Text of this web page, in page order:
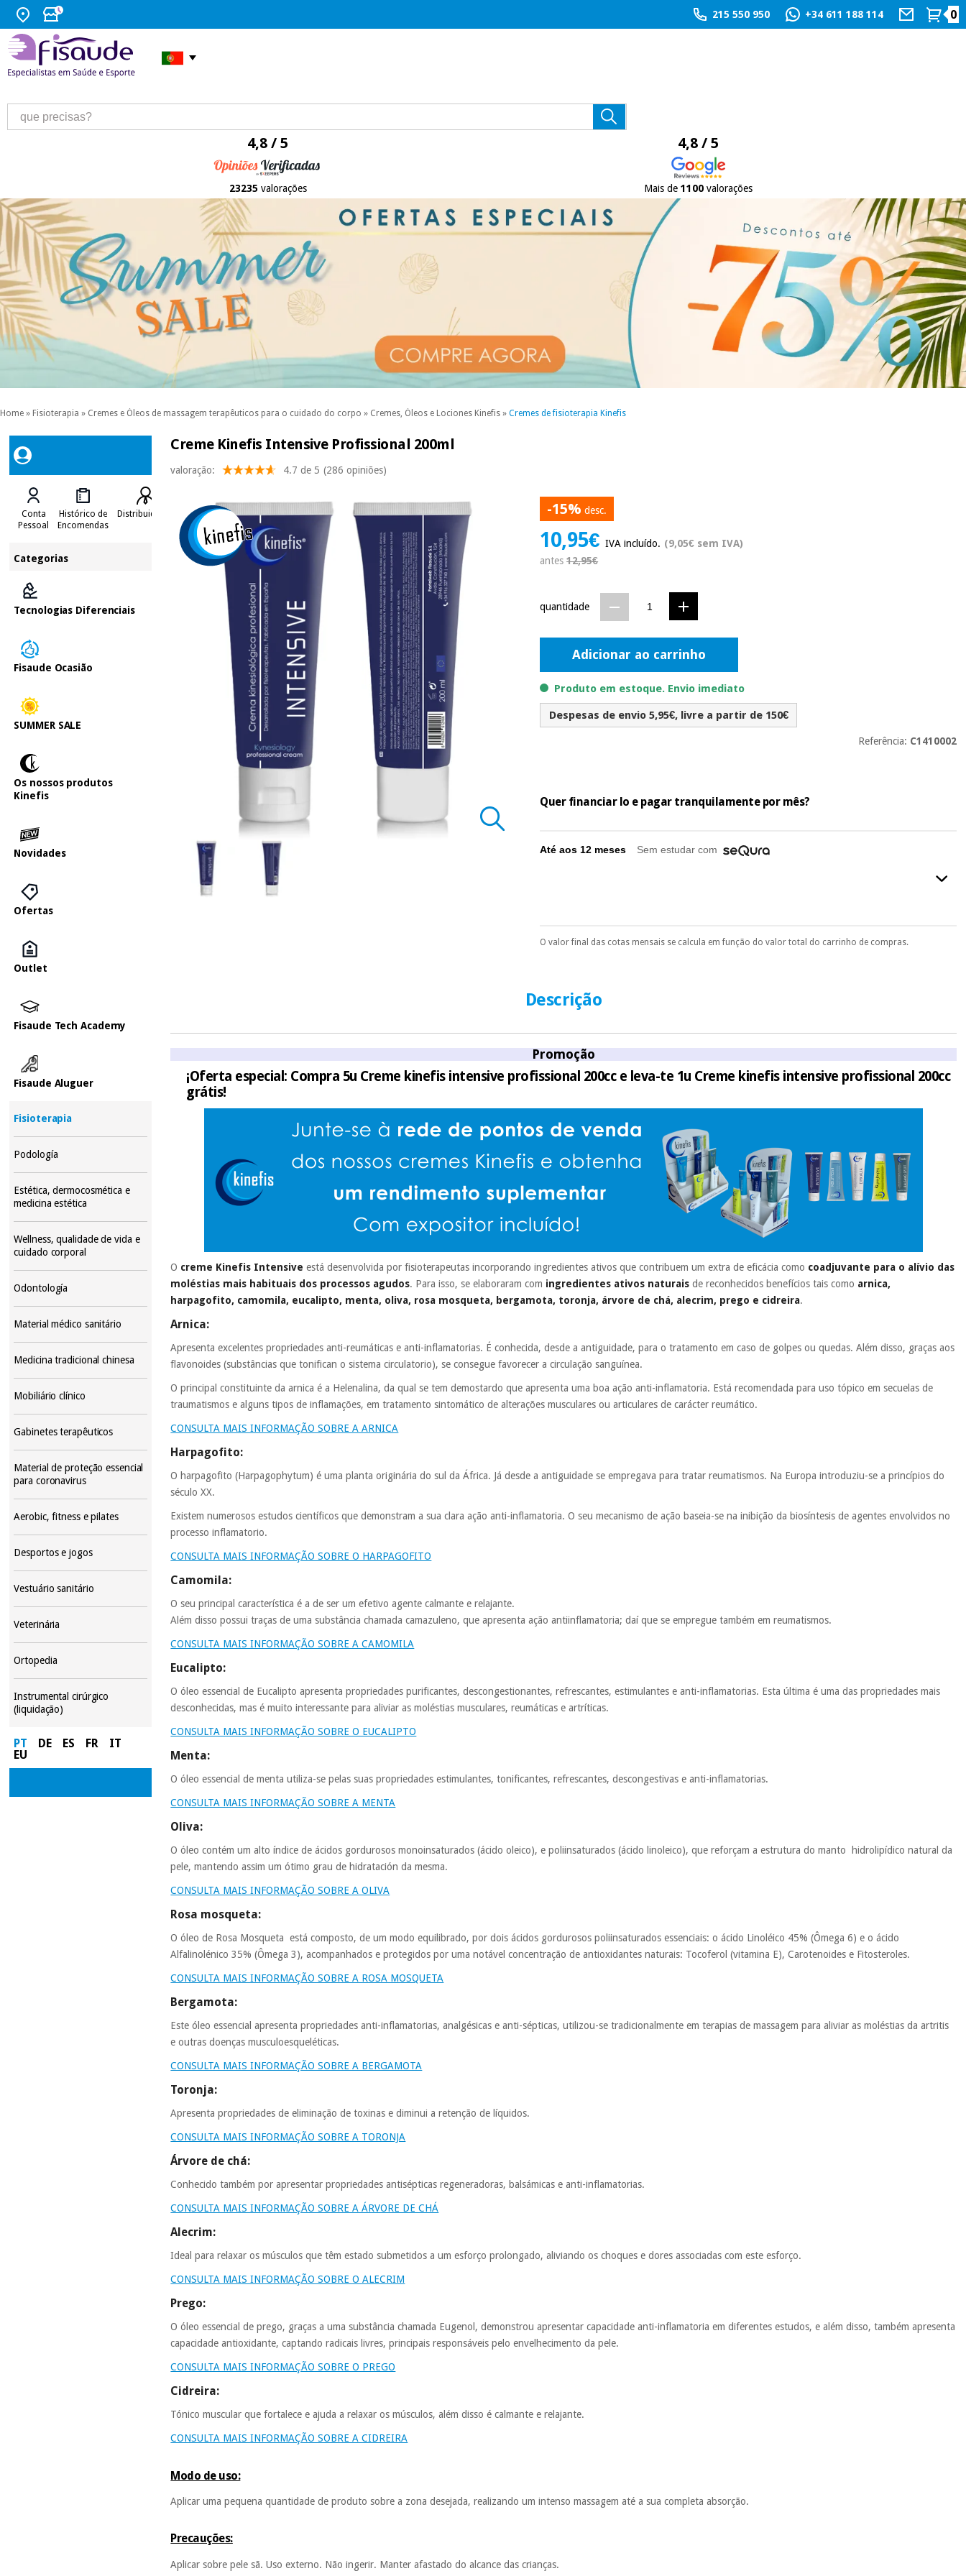
215 550 950 +34 611 188 114 0
4,8 / 5
23235 valorações
4,8 / 5
Mais de 1100valorações
Home » Fisioterapia » Cremes e Óleos de massagem terapêuticos para o cuidado do corpo » Cremes, Óleos e Lociones Kinefis » Cremes de fisioterapia Kinefis
Conta
Pessoal
Histórico de
Encomendas
Distribuidores
Categorias
Tecnologias Diferenciais
Fisaude Ocasião
SUMMER SALE
Os nossos produtos
Kinefis
Novidades
Ofertas
Outlet
Fisaude Tech Academy
Fisaude Aluguer
Fisioterapia
Podología
Estética, dermocosmética e
medicina estética
Wellness, qualidade de vida e
cuidado corporal
Odontología
Material médico sanitário
Medicina tradicional chinesa
Mobiliário clínico
Gabinetes terapêuticos
Material de proteção essencial
para coronavirus
Aerobic, fitness e pilates
Desportos e jogos
Vestuário sanitário
Veterinária
Ortopedia
Instrumental cirúrgico
(liquidação)
PT DE ES FR
IT
EU
Creme Kinefis Intensive Profissional 200ml
valoração: 4.7 de 5 (286 opiniões)
-15% desc.
10,95€IVA incluído. (9,05€ sem IVA)
antes12,95€
quantidade
Adicionar ao carrinho
Produto em estoque. Envio imediato
Despesas de envio 5,95€, livre a partir de 150€
Referência: C1410002
Quer financiar lo e pagar tranquilamente por mês?
Até aos 12 meses Sem estudar com
Pode escolhê-lo no final do processo de compra, ao escolher o método de pagamento.
É gratuito para si
prestações serão cobradas no mesmo dia de cada mês.
Sem compromisso.
sem penalizações ou truques.
O valor final das cotas mensais se calcula em função do valor total do carrinho de compras.
Descrição
Promoção
¡Oferta especial: Compra 5u Creme kinefis intensive profissional 200cc e leva-te 1u Creme kinefis intensive profissional 200cc
grátis!
O creme Kinefis Intensive está desenvolvida por fisioterapeutas incorporando ingredientes ativos que contribuem um extra de eficácia como coadjuvante para o alívio das
moléstias mais habituais dos processos agudos. Para isso, se elaboraram com ingredientes ativos naturais de reconhecidos benefícios tais como arnica,
harpagofito, camomila, eucalipto, menta, oliva, rosa mosqueta, bergamota, toronja, árvore de chá, alecrim, prego e cidreira.
Arnica:
Apresenta excelentes propriedades anti-reumáticas e anti-inflamatorias. É conhecida, desde a antiguidade, para o tratamento em caso de golpes ou quedas. Além disso, graças aos
flavonoides (substâncias que tonifican o sistema circulatorio), se consegue favorecer a circulação sanguínea.
O principal constituinte da arnica é a Helenalina, da qual se tem demostardo que apresenta uma boa ação anti-inflamatoria. Está recomendada para uso tópico em secuelas de
traumatismos e alguns tipos de inflamações, em tratamento sintomático de alterações musculares ou articulares de carácter reumático.
CONSULTA MAIS INFORMAÇÃO SOBRE A ARNICA
Harpagofito:
O harpagofito (Harpagophytum) é uma planta originária do sul da África. Já desde a antiguidade se empregava para tratar reumatismos. Na Europa introduziu-se a princípios do
século XX.
Existem numerosos estudos científicos que demonstram a sua clara ação anti-inflamatoria. O seu mecanismo de ação baseia-se na inibição da biosíntesis de agentes envolvidos no
processo inflamatorio.
CONSULTA MAIS INFORMAÇÃO SOBRE O HARPAGOFITO
Camomila:
O seu principal característica é a de ser um efetivo agente calmante e relajante.
Além disso possui traças de uma substância chamada camazuleno, que apresenta ação antiinflamatoria; daí que se empregue também em reumatismos.
CONSULTA MAIS INFORMAÇÃO SOBRE A CAMOMILA
Eucalipto:
O óleo essencial de Eucalipto apresenta propriedades purificantes, descongestionantes, refrescantes, estimulantes e anti-inflamatorias. Esta última é uma das propriedades mais
desconhecidas, mas é muito interessante para aliviar as moléstias musculares, reumáticas e artríticas.
CONSULTA MAIS INFORMAÇÃO SOBRE O EUCALIPTO
Menta:
O óleo essencial de menta utiliza-se pelas suas propriedades estimulantes, tonificantes, refrescantes, descongestivas e anti-inflamatorias.
CONSULTA MAIS INFORMAÇÃO SOBRE A MENTA
Oliva:
O óleo contém um alto índice de ácidos gordurosos monoinsaturados (ácido oleico), e poliinsaturados (ácido linoleico), que reforçam a estrutura do manto hidrolipídico natural da
pele, mantendo assim um ótimo grau de hidratación da mesma.
CONSULTA MAIS INFORMAÇÃO SOBRE A OLIVA
Rosa mosqueta:
O óleo de Rosa Mosqueta está composto, de um modo equilibrado, por dois ácidos gordurosos poliinsaturados essenciais: o ácido Linoléico 45% (Ômega 6) e o ácido
Alfalinolénico 35% (Ômega 3), acompanhados e protegidos por uma notável concentração de antioxidantes naturais: Tocoferol (vitamina E), Carotenoides e Fitosteroles.
CONSULTA MAIS INFORMAÇÃO SOBRE A ROSA MOSQUETA
Bergamota:
Este óleo essencial apresenta propriedades anti-inflamatorias, analgésicas e anti-sépticas, utilizou-se tradicionalmente em terapias de massagem para aliviar as moléstias da artritis
e outras doenças musculoesqueléticas.
CONSULTA MAIS INFORMAÇÃO SOBRE A BERGAMOTA
Toronja:
Apresenta propriedades de eliminação de toxinas e diminui a retenção de líquidos.
CONSULTA MAIS INFORMAÇÃO SOBRE A TORONJA
Árvore de chá:
Conhecido também por apresentar propriedades antisépticas regeneradoras, balsámicas e anti-inflamatorias.
CONSULTA MAIS INFORMAÇÃO SOBRE A ÁRVORE DE CHÁ
Alecrim:
Ideal para relaxar os músculos que têm estado submetidos a um esforço prolongado, aliviando os choques e dores associadas com este esforço.
CONSULTA MAIS INFORMAÇÃO SOBRE O ALECRIM
Prego:
O óleo essencial de prego, graças a uma substância chamada Eugenol, demonstrou apresentar capacidade anti-inflamatoria em diferentes estudos, e além disso, também apresenta
capacidade antioxidante, captando radicais livres, principais responsáveis pelo envelhecimento da pele.
CONSULTA MAIS INFORMAÇÃO SOBRE O PREGO
Cidreira:
Tónico muscular que fortalece e ajuda a relaxar os músculos, além disso é calmante e relajante.
CONSULTA MAIS INFORMAÇÃO SOBRE A CIDREIRA
Modo de uso:
Aplicar uma pequena quantidade de produto sobre a zona desejada, realizando um intenso massagem até a sua completa absorção.
Precauções:
Aplicar sobre pele sã. Uso externo. Não ingerir. Manter afastado do alcance das crianças.